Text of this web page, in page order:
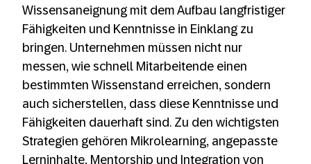
Wissensaneignung mit dem Aufbau langfristiger
Fähigkeiten und Kenntnisse in Einklang zu
bringen. Unternehmen müssen nicht nur
messen, wie schnell Mitarbeitende einen
bestimmten Wissenstand erreichen, sondern
auch sicherstellen, dass diese Kenntnisse und
Fähigkeiten dauerhaft sind. Zu den wichtigsten
Strategien gehören Mikrolearning, angepasste
Lerninhalte, Mentorship und Integration von